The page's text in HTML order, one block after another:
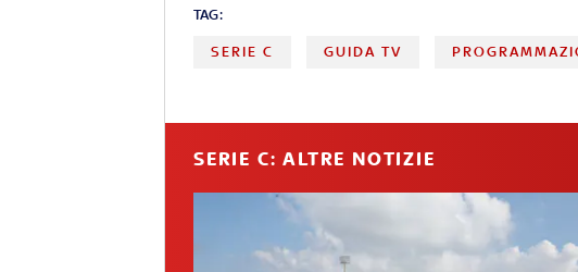
TAG:
SERIE C GUIDA TV
SERIE C: ALTRE NOTIZIE